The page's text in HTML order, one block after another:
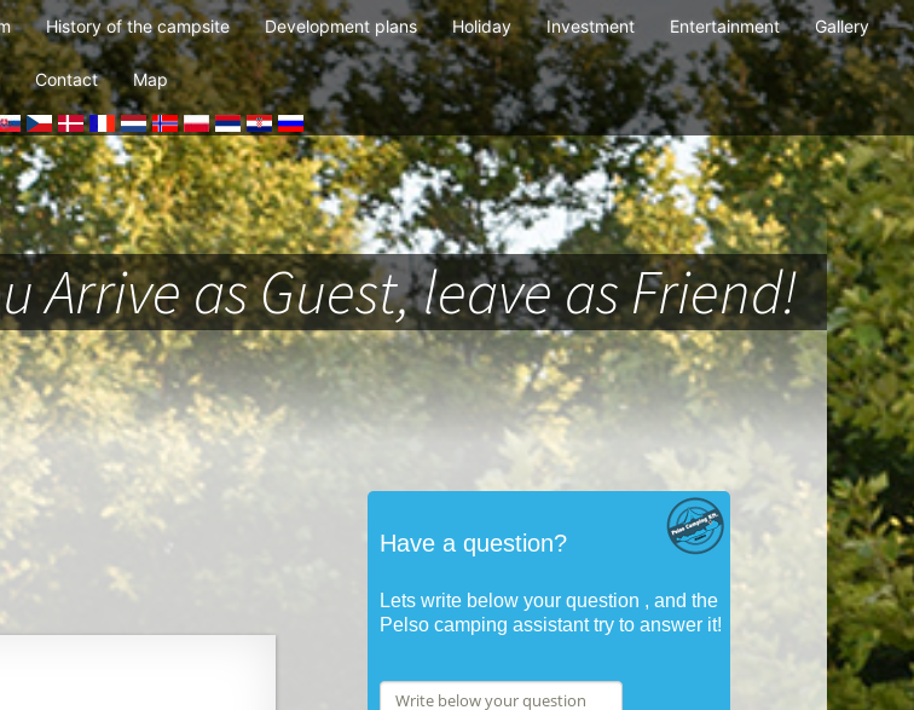
History of the campsite Development plans Holiday Investment Entertainment Gallery
Contact Map
Arrive as Guest, leave as Friend!
Have a question?
Lets write below your question , and the
Pelso camping assistant try to answer it!